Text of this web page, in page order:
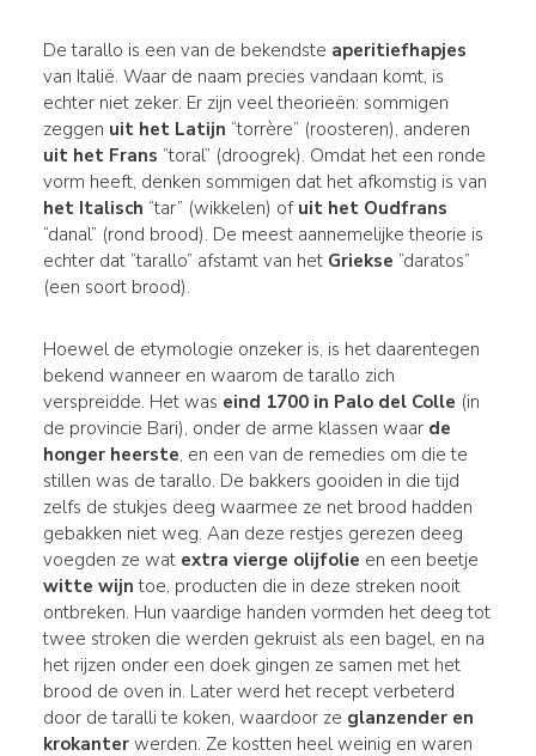
De tarallo is een van de bekendste aperitiefhapjes
van Italië. Waar de naam precies vandaan komt, is
echter niet zeker. Er zijn veel theorieën: sommigen
zeggen uit het Latijn “torrère” (roosteren), anderen
uit het Frans “toral” (droogrek). Omdat het een ronde
vorm heeft, denken sommigen dat het afkomstig is van
het Italisch “tar” (wikkelen) of uit het Oudfrans
“danal” (rond brood). De meest aannemelijke theorie is
echter dat “tarallo” afstamt van het Griekse “daratos”
(een soort brood).
Hoewel de etymologie onzeker is, is het daarentegen
bekend wanneer en waarom de tarallo zich
verspreidde. Het was eind 1700 in Palo del Colle (in
de provincie Bari), onder de arme klassen waar de
honger heerste, en een van de remedies om die te
stillen was de tarallo. De bakkers gooiden in die tijd
zelfs de stukjes deeg waarmee ze net brood hadden
gebakken niet weg. Aan deze restjes gerezen deeg
voegden ze wat extra vierge olijfolie en een beetje
witte wijn toe, producten die in deze streken nooit
ontbreken. Hun vaardige handen vormden het deeg tot
twee stroken die werden gekruist als een bagel, en na
het rijzen onder een doek gingen ze samen met het
brood de oven in. Later werd het recept verbeterd
door de taralli te koken, waardoor ze glanzender en
krokanterwerden. Ze kostten heel weinig en waren